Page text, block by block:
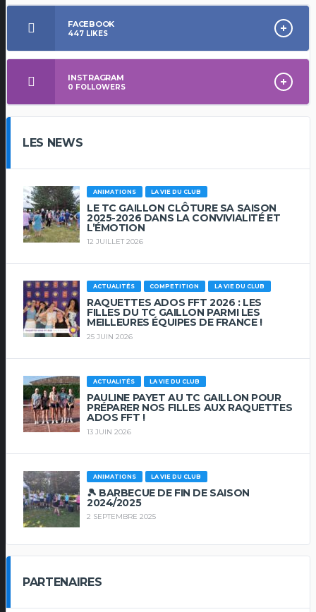
FACEBOOK
447 LIKES
INSTRAGRAM
0 FOLLOWERS
LES NEWS
ANIMATIONS LA VIE DU CLUB
LE TC GAILLON CLÔTURE SA SAISON
2025-2026 DANS LA CONVIVIALITÉ ET
L’ÉMOTION
12 JUILLET 2026
ACTUALITÉS COMPETITION LA VIE DU CLUB
RAQUETTES ADOS FFT 2026 : LES
FILLES DU TC GAILLON PARMI LES
MEILLEURES ÉQUIPES DE FRANCE !
25 JUIN 2026
ACTUALITÉS LA VIE DU CLUB
PAULINE PAYET AU TC GAILLON POUR
PRÉPARER NOS FILLES AUX RAQUETTES
ADOS FFT !
13 JUIN 2026
ANIMATIONS LA VIE DU CLUB
🎾 BARBECUE DE FIN DE SAISON
2024/2025
2 SEPTEMBRE 2025
PARTENAIRES